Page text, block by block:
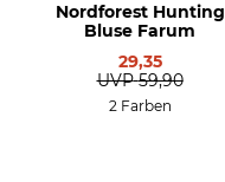
Nordforest Hunting
Bluse Farum
29,35
UVP 59,90
2 Farben